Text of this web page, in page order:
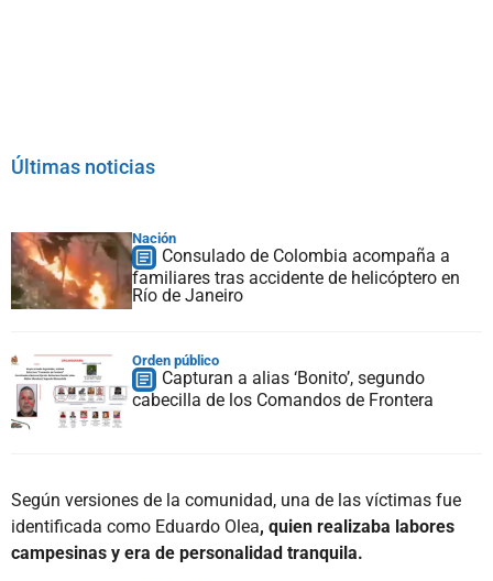
Últimas noticias
Nación
Consulado de Colombia acompaña a
familiares tras accidente de helicóptero en
Río de Janeiro
Orden público
Capturan a alias ‘Bonito’, segundo
cabecilla de los Comandos de Frontera
Según versiones de la comunidad, una de las víctimas fue
identificada como Eduardo Olea, quien realizaba labores
campesinas y era de personalidad tranquila.